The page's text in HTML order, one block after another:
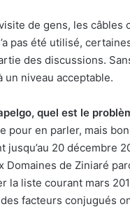
de gens, les câbles
pas été utilisé,
des discussions.
un niveau acceptable.
quel est le
pour en parler, mais
20 décembre
de Ziniaré
la liste courant mars
facteurs conjugués